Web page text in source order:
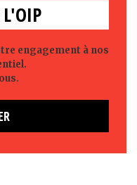
L'OIP
engagement à nos